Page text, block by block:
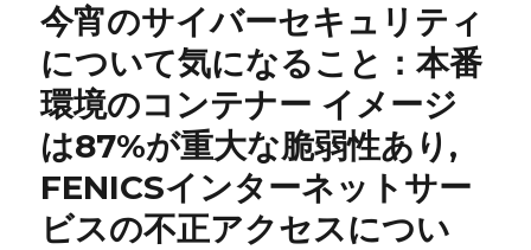
今宵のサイバーセキュリティ
について気になること：本番
環境のコンテナー イメージ
は87%が重大な脆弱性あり,
FENICSインターネットサー
ビスの不正アクセスについ